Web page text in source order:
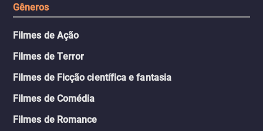
Gêneros
Filmes de Ação
Filmes de Terror
Filmes de Ficção científica e fantasia
Filmes de Comédia
Filmes de Romance